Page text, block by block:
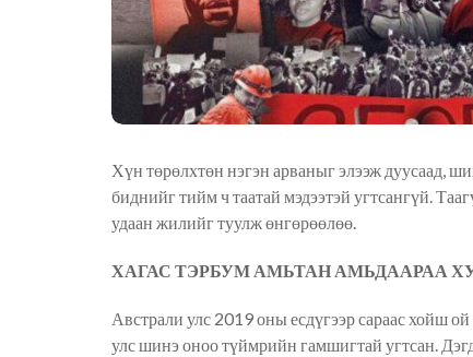
Хүн төрөлхтөн нэгэн арваныг элээж дуусаад,
биднийг тийм ч таатай мэдээтэй угтсангүй.
удаан жилийг туулж өнгөрөөлөө.
ХАГАС ТЭРБУМ АМЬТАН АМЬДААРАА
Австрали улс 2019 оны есдүгээр сараас хойш
улс шинэ оноо түймрийн гамшигтай угтсан.